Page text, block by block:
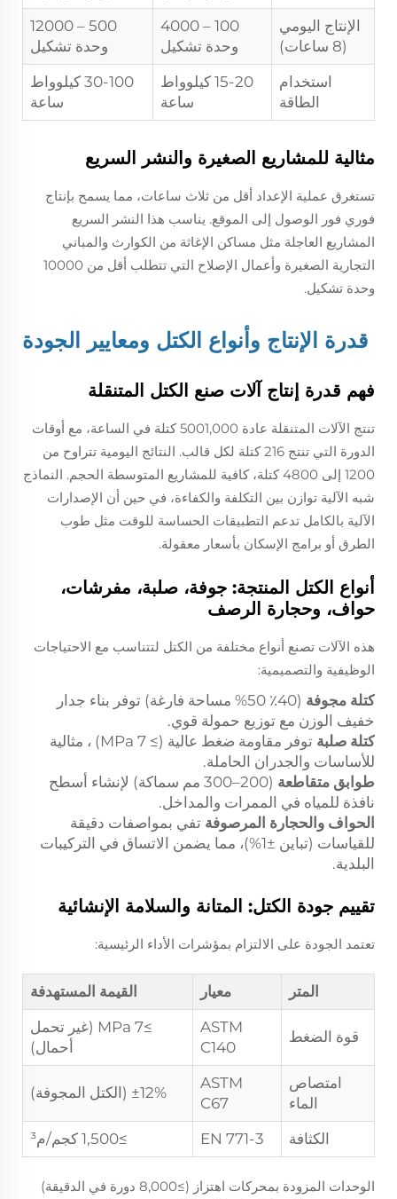
الإنتاج اليومي
(8 ساعات)
100 – 4000
وحدة تشكيل
500 – 12000
وحدة تشكيل
استخدام
الطاقة
15-20 كيلوواط
ساعة
30-100 كيلوواط
ساعة
مثالية للمشاريع الصغيرة والنشر السريع
تستغرق عملية الإعداد أقل من ثلاث ساعات، مما يسمح بإنتاج
فوري فور الوصول إلى الموقع. يناسب هذا النشر السريع
المشاريع العاجلة مثل مساكن الإغاثة من الكوارث والمباني
التجارية الصغيرة وأعمال الإصلاح التي تتطلب أقل من 10000
وحدة تشكيل.
قدرة الإنتاج وأنواع الكتل ومعايير الجودة
فهم قدرة إنتاج آلات صنع الكتل المتنقلة
تنتج الآلات المتنقلة عادة 5001,000 كتلة في الساعة، مع أوقات
الدورة التي تنتج 216 كتلة لكل قالب. النتائج اليومية تتراوح من
1200 إلى 4800 كتلة، كافية للمشاريع المتوسطة الحجم. النماذج
شبه الآلية توازن بين التكلفة والكفاءة، في حين أن الإصدارات
الآلية بالكامل تدعم التطبيقات الحساسة للوقت مثل طوب
الطرق أو برامج الإسكان بأسعار معقولة.
أنواع الكتل المنتجة: جوفة، صلبة، مفرشات،
حواف، وحجارة الرصف
هذه الآلات تصنع أنواع مختلفة من الكتل لتتناسب مع الاحتياجات
الوظيفية والتصميمية:
كتلة مجوفة
(40٪ 50% مساحة فارغة) توفر بناء جدار
خفيف الوزن مع توزيع حمولة قوي.
كتلة صلبة
توفر مقاومة ضغط عالية (≥ 7 MPa) ، مثالية
للأساسات والجدران الحاملة.
طوابق متقاطعة
(200–300 مم سماكة) لإنشاء أسطح
نافذة للمياه في الممرات والمداخل.
الحواف والحجارة المرصوفة تفي بمواصفات دقيقة
للقياسات (تباين ±1%)، مما يضمن الاتساق في التركيبات
البلدية.
تقييم جودة الكتل: المتانة والسلامة الإنشائية
تعتمد الجودة على الالتزام بمؤشرات الأداء الرئيسية:
المتر معيار القيمة المستهدفة
قوة الضغط
ASTM
C140
≥7 MPa (غير تحمل
أحمال)
امتصاص
الماء
ASTM
C67
±12% (الكتل المجوفة)
الكثافة EN 771-3 ≥1,500 كجم/م³
الوحدات المزودة بمحركات اهتزاز (≥8,000 دورة في الدقيقة)